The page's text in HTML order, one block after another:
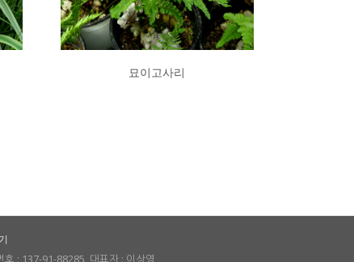
묘이고사리
: 137-91-88285, 대표자 : 이상영